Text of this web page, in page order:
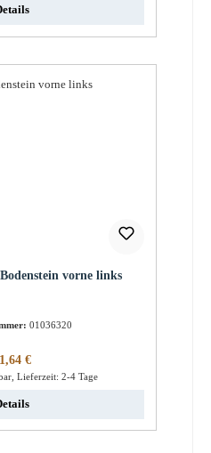
vorne links
01036320
Preis:
€
Lieferzeit: 2-4 Tage